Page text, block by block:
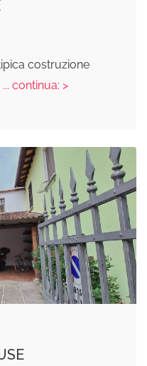
costruzione
... continua: >